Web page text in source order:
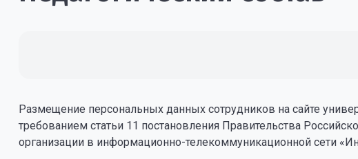
Размещение персональных данных сотрудников на сайте
требованием статьи 11 постановления Правительства
организации в информационно-телекоммуникационной сети